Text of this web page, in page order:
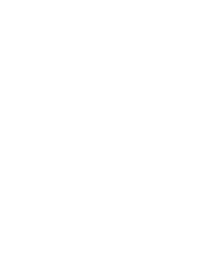
Zahid dəymiş ziyanı ödədi
yaratdığı iddia edilib